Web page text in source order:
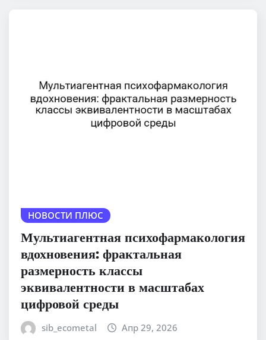
НОВОСТИ ПЛЮС
Мультиагентная психофармакология
вдохновения: фрактальная
размерность классы
эквивалентности в масштабах
цифровой среды
sib_ecometal Апр 29, 2026